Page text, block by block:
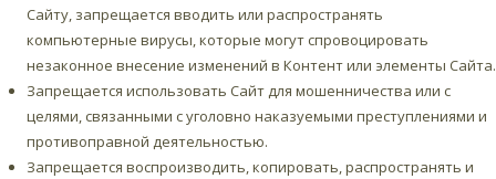
Сайту, запрещается вводить или распространять
компьютерные вирусы, которые могут спровоцировать
незаконное внесение изменений в Контент или элементы Сайта.
Запрещается использовать Сайт для мошенничества или с
целями, связанными с уголовно наказуемыми преступлениями и
противоправной деятельностью.
Запрещается воспроизводить, копировать, распространять и